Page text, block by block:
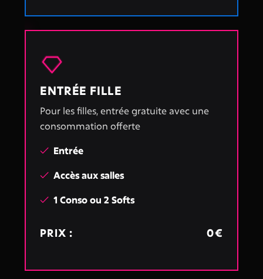
ENTRÉE FILLE
Pour les filles, entrée gratuite avec une
consommation offerte
 Entrée
 Accès aux salles
 1 Conso ou 2 Softs
PRIX : 0€